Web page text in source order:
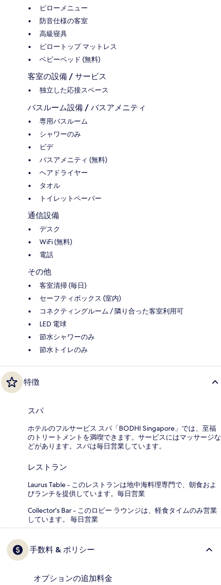
ピローメニュー
防音仕様の客室
高級寝具
ピロートップ マットレス
ベビーベッド (無料)
客室の設備 / サービス
独立した応接スペース
バスルーム設備 / バスアメニティ
専用バスルーム
シャワーのみ
ビデ
バスアメニティ (無料)
ヘアドライヤー
タオル
トイレットペーパー
通信設備
デスク
WiFi (無料)
電話
その他
客室清掃 (毎日)
セーフティボックス (室内)
コネクティングルーム / 隣り合った客室利用可
LED 電球
節水シャワーのみ
節水トイレのみ
特徴
スパ
ホテルのフルサービス スパ「BODHI Singapore」では、至福
のトリートメントを満喫できます。サービスにはマッサージな
どがあります。スパは毎日営業しています。
レストラン
Laurus Table - このレストランは地中海料理専門で、朝食およ
びランチを提供しています。毎日営業
Collector's Bar - このロビー ラウンジは、軽食タイムのみ営業
しています。 毎日営業
手数料 & ポリシー
オプションの追加料金